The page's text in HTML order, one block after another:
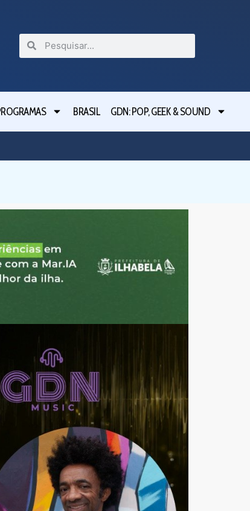
BRASIL GDN: POP, GEEK & SOUND